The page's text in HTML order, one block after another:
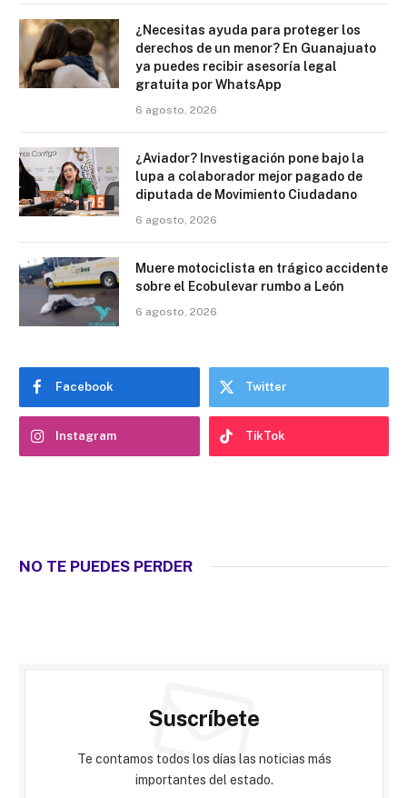
¿Necesitas ayuda para proteger los
derechos de un menor? En Guanajuato
ya puedes recibir asesoría legal
gratuita por WhatsApp
6 agosto, 2026
¿Aviador? Investigación pone bajo la
lupa a colaborador mejor pagado de
diputada de Movimiento Ciudadano
6 agosto, 2026
Muere motociclista en trágico accidente
sobre el Ecobulevar rumbo a León
6 agosto, 2026
Facebook Twitter
Instagram TikTok
NO TE PUEDES PERDER
Suscríbete
Te contamos todos los días las noticias más
importantes del estado.